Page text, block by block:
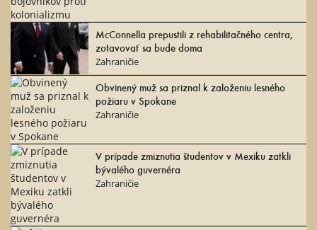
McConnella prepustili z rehabilitačného centra,
zotavovať sa bude doma
Zahraničie
Obvinený muž sa priznal k založeniu lesného
požiaru v Spokane
Zahraničie
V prípade zmiznutia študentov v Mexiku zatkli
bývalého guvernéra
Zahraničie